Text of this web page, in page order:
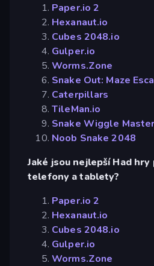
Paper.io 2
Hexanaut.io
Cubes 2048.io
Gulper.io
Worms.Zone
Snake Out: Maze
Caterpillars
TileMan.io
Snake Wiggle
Noob Snake 2048
Jaké jsou nejlepší Had
telefony a tablety?
Paper.io 2
Hexanaut.io
Cubes 2048.io
Gulper.io
Worms.Zone